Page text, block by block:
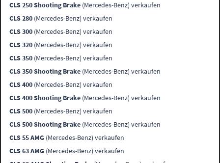
CLS 250 Shooting Brake (Mercedes-Benz) verkaufen
CLS 280 (Mercedes-Benz) verkaufen
CLS 300 (Mercedes-Benz) verkaufen
CLS 320 (Mercedes-Benz) verkaufen
CLS 350 (Mercedes-Benz) verkaufen
CLS 350 Shooting Brake (Mercedes-Benz) verkaufen
CLS 400 (Mercedes-Benz) verkaufen
CLS 400 Shooting Brake (Mercedes-Benz) verkaufen
CLS 500 (Mercedes-Benz) verkaufen
CLS 500 Shooting Brake (Mercedes-Benz) verkaufen
CLS 55 AMG (Mercedes-Benz) verkaufen
CLS 63 AMG (Mercedes-Benz) verkaufen